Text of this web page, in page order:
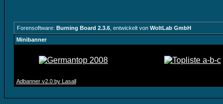
Forensoftware: Burning Board 2.3.6, entwickelt von WoltLab GmbH
Minibanner
Adbanner v2.0 by Lasall